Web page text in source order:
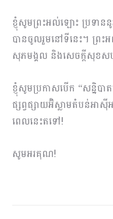
ខ្ញុំសូមព្រះអល់ឡោះ ប្រទាន
បានចូលរួមនៅទីនេះ។ ព្រះ
សុភមង្គល និងសេចក្តីសុខស
ខ្ញុំសូមប្រកាសបើក “សន្និបា
ផ្សព្វផ្សាយអ៊ិស្លាមតំបន់អា
ពេលនេះតទៅ!
សូមអរគុណ!